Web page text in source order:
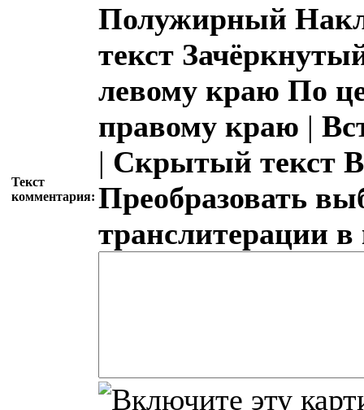
Текст
комментария:
Полужирный
текст
левому краю По
правому краю |
| Скрытый текст
Преобразовать
транслитерации